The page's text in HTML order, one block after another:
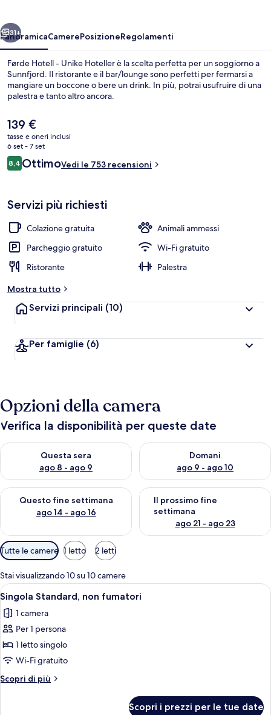
Lounge
Avanti
31+
PanoramicaCamerePosizioneRegolamenti
Førde Hotell - Unike Hoteller è la scelta perfetta per un soggiorno a
Sunnfjord. Il ristorante e il bar/lounge sono perfetti per fermarsi a
mangiare un boccone o bere un drink. In più, potrai usufruire di una
palestra e tanto altro ancora.
Il
prezzo
attuale
è
139 €
139 €
tasse e oneri inclusi
6 set - 7 set
Recensioni
8,48,4 su 10
OttimoVedi le 753 recensioni
Servizi più richiesti
Colazione gratuita
Animali ammessi
Parcheggio gratuito
Wi-Fi gratuito
Ristorante
Palestra
Mostra tutto
Servizi principali (10)
Per famiglie (6)
Opzioni della camera
Verifica la disponibilità per queste date
Questa sera
ago 8 - ago 9
Verifica la disponibilità per questa sera, ago 8 - ago 9
Domani
ago 9 - ago 10
Verifica la disponibilità per
Questo fine settimana
ago 14 - ago 16
Verifica la disponibilità per questo fine settimana, ago 14 -
Il prossimo fine
settimana
ago 21 - ago 23
Verifica la disponibilità per il
Filtri
disponibili
per
le
camere
Tutte le camere 1 letto 2 letti
Stai visualizzando 10 su 10 camere
Apri
tutte
le
foto
per
Singola
Standard,
non
Una scrivania, postazione laptop,
1
Singola Standard, non fumatori
1 camera
Per 1 persona
1 letto singolo
Wi-Fi gratuito
Scopri di più
Altri
Scopri i prezzi per le tue date